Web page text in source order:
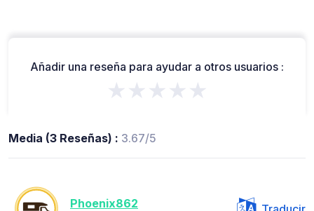
Añadir una reseña para ayudar a otros usuarios :
★★★★★
Media (3 Reseñas) : 3.67/5
Phoenix862